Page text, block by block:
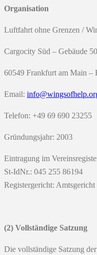
Organisation
Luftfahrt ohne Grenzen /
Cargocity Süd – Gebäude
60549 Frankfurt am Main –
Email:
Telefon: +49 69 690 23255
Gründungsjahr: 2003
Eintragung im
St-IdNr.: 045 255 86194
Registergericht:
(2) Vollständige Satzung
Die vollständige Satzung